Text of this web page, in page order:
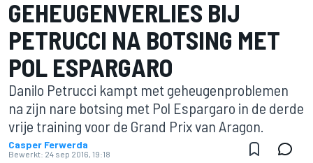
GEHEUGENVERLIES BIJ
PETRUCCI NA BOTSING MET
POL ESPARGARO
Danilo Petrucci kampt met geheugenproblemen
na zijn nare botsing met Pol Espargaro in de derde
vrije training voor de Grand Prix van Aragon.
Casper Ferwerda
Bewerkt: 24 sep 2016, 19:18